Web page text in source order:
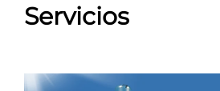
Servicios